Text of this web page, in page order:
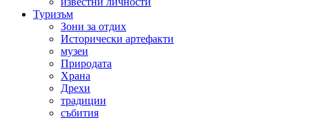
Туризъм
Зони за отдих
Исторически артефакти
музеи
Природата
Храна
Дрехи
традиции
събития